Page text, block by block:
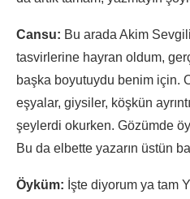
Cansu: Bu arada Akim
tasvirlerine hayran oldum,
başka boyutuydu benim için.
eşyalar, giysiler, köşkün
şeylerdi okurken. Gözümde
Bu da elbette yazarın üstün
Öyküm: İşte diyorum ya tam